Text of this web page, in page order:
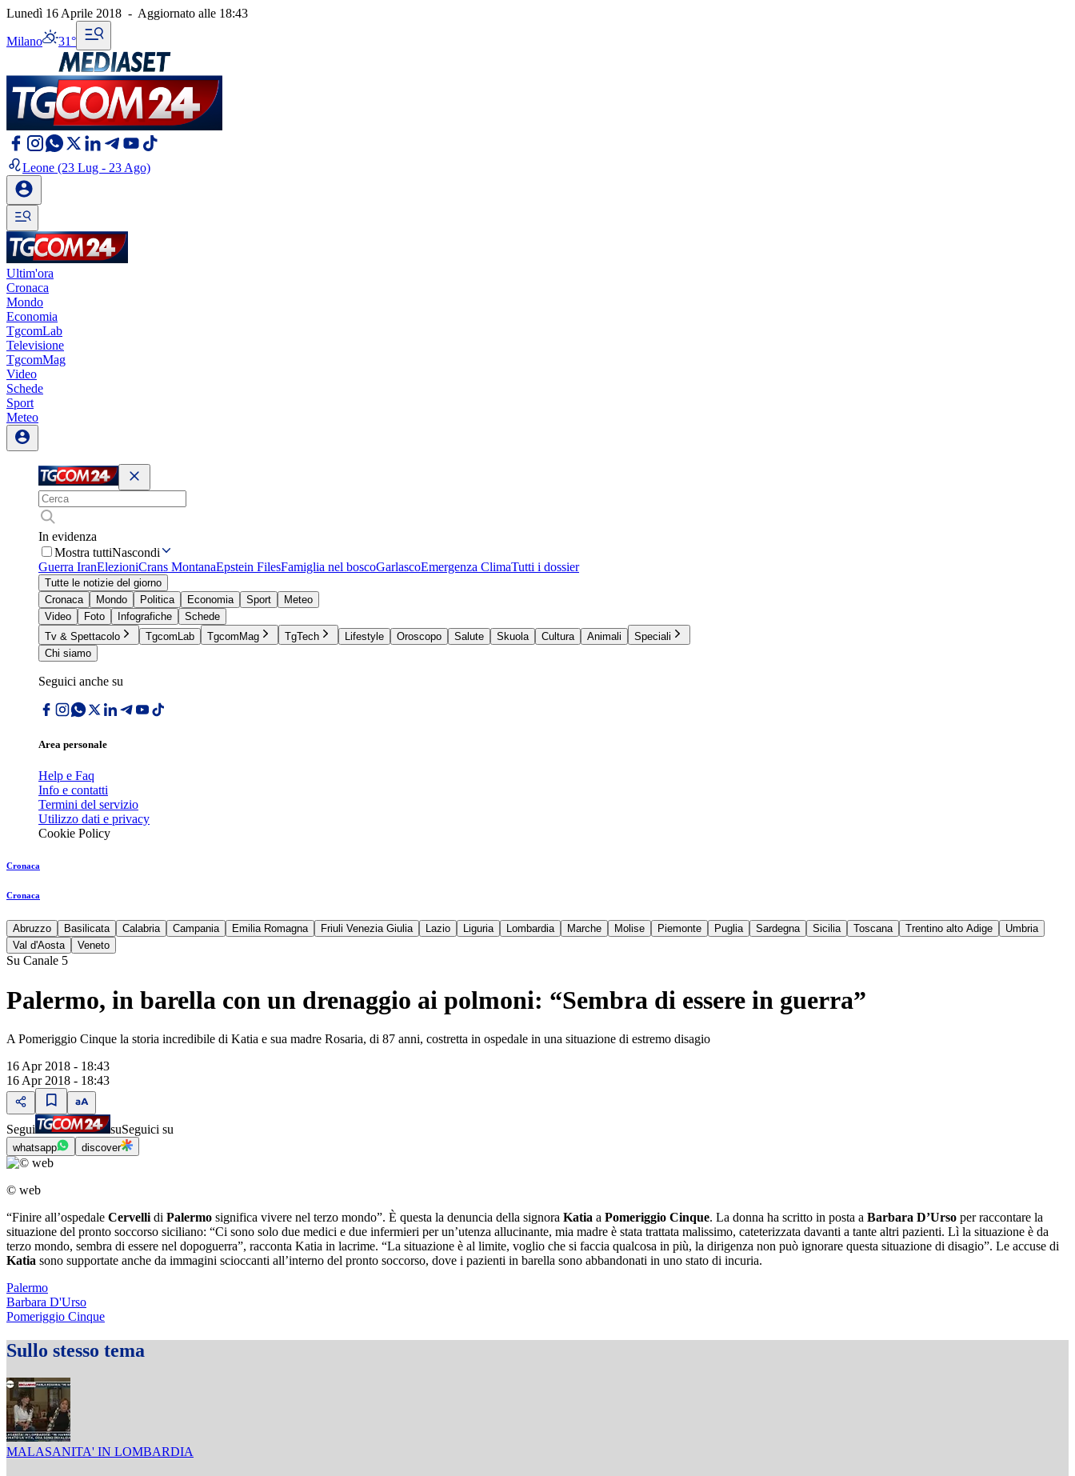
Lunedì 16 Aprile 2018 - Aggiornato alle 18:43
Milano 31°
Leone (23 Lug - 23 Ago)
Ultim'ora
Cronaca
Mondo
Economia
TgcomLab
Televisione
TgcomMag
Video
Schede
Sport
Meteo
In evidenza
Mostra tuttiNascondi
Guerra IranElezioniCrans MontanaEpstein FilesFamiglia nel boscoGarlascoEmergenza ClimaTutti i dossier
Tutte le notizie del giorno
Cronaca
Mondo Politica Economia Sport
Meteo
Video
Foto Infografiche
Schede
Tv & Spettacolo
TgcomLab TgcomMag TgTech Lifestyle Oroscopo Salute Skuola Cultura Animali
Speciali
Chi siamo
Seguici anche su
Area personale
Help e Faq
Info e contatti
Termini del servizio
Utilizzo dati e privacy
Cookie Policy
Cronaca
Cronaca
Abruzzo Basilicata Calabria Campania Emilia Romagna Friuli Venezia Giulia Lazio Liguria Lombardia Marche Molise Piemonte Puglia Sardegna Sicilia Toscana Trentino alto Adige
Umbria
Val d'Aosta
Veneto
Su Canale 5
Palermo, in barella con un drenaggio ai polmoni: “Sembra di essere in guerra”
A Pomeriggio Cinque la storia incredibile di Katia e sua madre Rosaria, di 87 anni, costretta in ospedale in una situazione di estremo disagio
16 Apr 2018 - 18:43
16 Apr 2018 - 18:43
Segui suSeguici su
whatsapp discover
© web
“Finire all’ospedale Cervelli di Palermo significa vivere nel terzo mondo”. È questa la denuncia della signora Katia a Pomeriggio Cinque. La donna ha scritto in posta a Barbara D’Urso per raccontare la
situazione del pronto soccorso siciliano: “Ci sono solo due medici e due infermieri per un’utenza allucinante, mia madre è stata trattata malissimo, cateterizzata davanti a tante altri pazienti. Lì la situazione è da
terzo mondo, sembra di essere nel dopoguerra”, racconta Katia in lacrime. “La situazione è al limite, voglio che si faccia qualcosa in più, la dirigenza non può ignorare questa situazione di disagio”. Le accuse di
Katia sono supportate anche da immagini scioccanti all’interno del pronto soccorso, dove i pazienti in barella sono abbandonati in uno stato di incuria.
Palermo
Barbara D'Urso
Pomeriggio Cinque
Sullo stesso tema
MALASANITA' IN LOMBARDIA